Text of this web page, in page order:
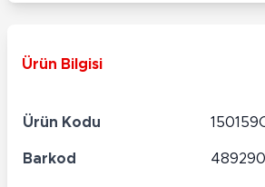
Ürün Bilgisi
Ürün Kodu
Barkod